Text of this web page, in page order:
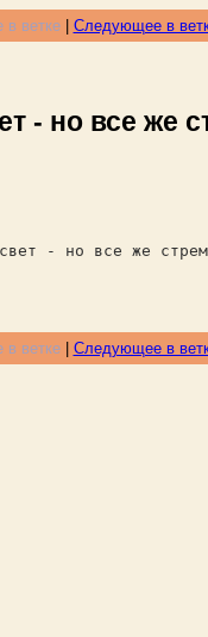
ветке| Следующее в
- но все же
- но все же
ветке| Следующее в